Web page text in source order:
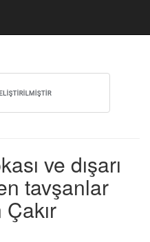
ve dışarı
tavşanlar